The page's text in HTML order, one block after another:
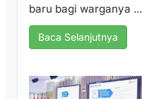
baru bagi warganya ...
Baca Selanjutnya